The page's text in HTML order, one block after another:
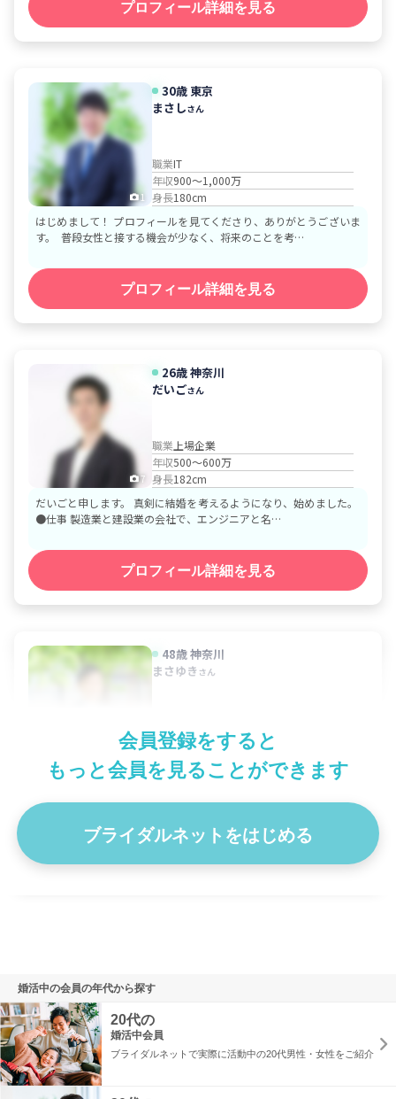
プロフィール詳細を見る
1
30歳 東京
まさしさん
職業IT
年収900～1,000万
身長180cm
はじめまして！ プロフィールを見てくださり、ありがとうございま
す。 普段女性と接する機会が少なく、将来のことを考…
プロフィール詳細を見る
7
26歳神奈川
だいごさん
職業 上場企業
年収500～600万
身長182cm
だいごと申します。 真剣に結婚を考えるようになり、始めました。
●仕事 製造業と建設業の会社で、エンジニアと名…
プロフィール詳細を見る
3
48歳神奈川
まさゆき さん
年収1,000～1,100万
身長180cm
プロフィールをご覧いただき、誠にありがとうございます。 幸せを
共有できるパートナーが欲しい一心で前向きに活動をしていま…
会員登録をすると
もっと会員を見ることができます
ブライダルネットをはじめる
婚活中の会員の年代から探す
20代の
婚活中会員
ブライダルネットで実際に活動中の20代男性・女性をご紹介